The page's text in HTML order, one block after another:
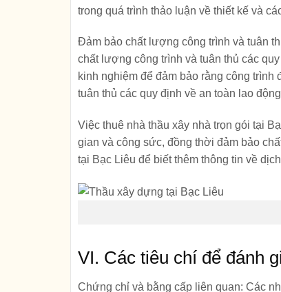
trong quá trình thảo luận về thiết kế và
Đảm bảo chất lượng công trình và tuân
chất lượng công trình và tuân thủ các
kinh nghiệm để đảm bảo rằng công
tuân thủ các quy định về an toàn lao
Việc thuê nhà thầu xây nhà trọn gói tại
gian và công sức, đồng thời đảm bảo
tại Bạc Liêu để biết thêm thông tin về
VI. Các tiêu chí để đánh
Chứng chỉ và bằng cấp liên quan: Các